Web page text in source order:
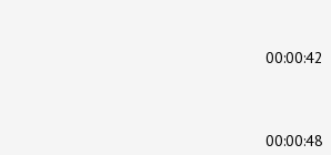
00:00:42
00:00:48